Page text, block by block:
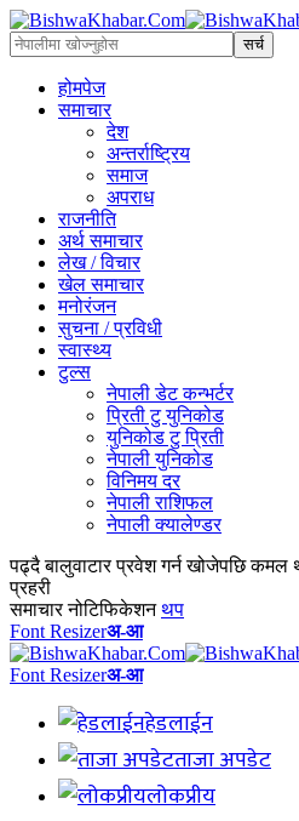
होमपेज
समाचार
देश
अन्तर्राष्ट्रिय
समाज
अपराध
राजनीति
अर्थ समाचार
लेख / विचार
खेल समाचार
मनोरंजन
सुचना / प्रविधी
स्वास्थ्य
टुल्स
नेपाली डेट कन्भर्टर
प्रिती टु युनिकोड
युनिकोड टु प्रिती
नेपाली युनिकोड
विनिमय दर
नेपाली राशिफल
नेपाली क्यालेण्डर
पढ्दै बालुवाटार प्रवेश गर्न खोजेपछि कमल
प्रहरी
समाचार नोटिफिकेशन थप
Font Resizerअ-आ
Font Resizerअ-आ
हेडलाईन
ताजा अपडेट
लोकप्रीय